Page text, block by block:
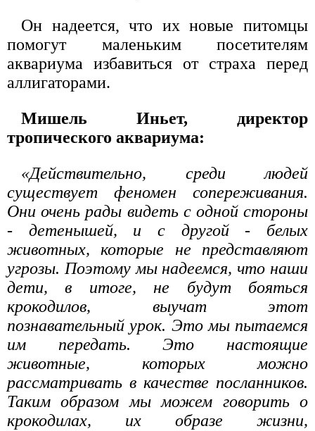
Он надеется, что их новые питомцы
помогут маленьким посетителям
аквариума избавиться от страха перед
аллигаторами.
Мишель Иньет, директор
тропического аквариума:
«Действительно, среди людей
существует феномен сопереживания.
Они очень рады видеть с одной стороны
- детенышей, и с другой - белых
животных, которые не представляют
угрозы. Поэтому мы надеемся, что наши
дети, в итоге, не будут бояться
крокодилов, выучат этот
познавательный урок. Это мы пытаемся
им передать. Это настоящие
животные, которых можно
рассматривать в качестве посланников.
Таким образом мы можем говорить о
крокодилах, их образе жизни,